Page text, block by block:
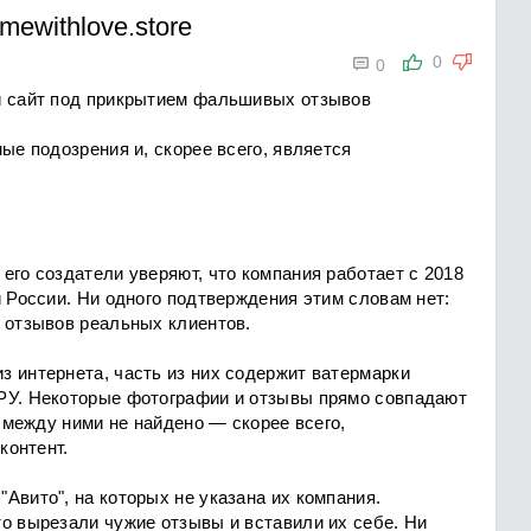
0
 0
под прикрытием фальшивых отзывов
подозрения и, скорее всего, является
создатели уверяют, что компания работает с 2018
Ни одного подтверждения этим словам нет:
реальных клиентов.
часть из них содержит ватермарки
Некоторые фотографии и отзывы прямо совпадают
между ними не найдено — скорее всего,
на которых не указана их компания.
вырезали чужие отзывы и вставили их себе. Ни